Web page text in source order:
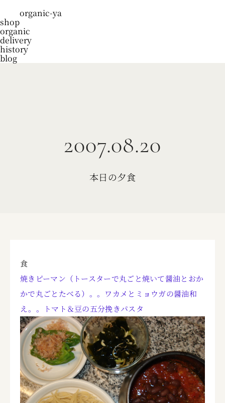
organic-ya
shop
organic
delivery
history
blog
2007.08.20
本日の夕食
食
焼きピーマン（トースターで丸ごと焼いて醤油とおか
かで丸ごとたべる）。。ワカメとミョウガの醤油和
え。。トマト＆豆の五分挽きパスタ